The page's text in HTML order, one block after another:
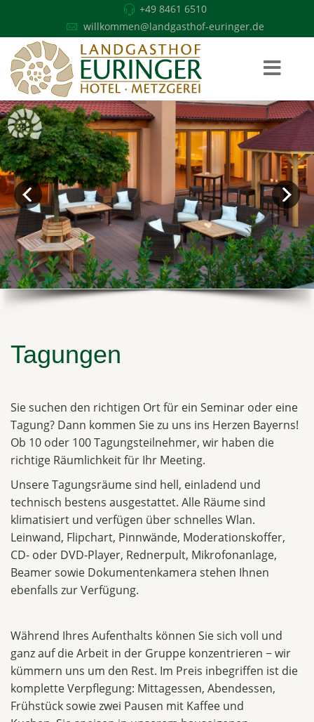
+49 8461 6510
willkommen@landgasthof-euringer.de
Tagungen
Sie suchen den richtigen Ort für ein Seminar oder eine
Tagung? Dann kommen Sie zu uns ins Herzen Bayerns!
Ob 10 oder 100 Tagungsteilnehmer, wir haben die
richtige Räumlichkeit für Ihr Meeting.
Unsere Tagungsräume sind hell, einladend und
technisch bestens ausgestattet. Alle Räume sind
klimatisiert und verfügen über schnelles Wlan.
Leinwand, Flipchart, Pinnwände, Moderationskoffer,
CD- oder DVD-Player, Rednerpult, Mikrofonanlage,
Beamer sowie Dokumentenkamera stehen Ihnen
ebenfalls zur Verfügung.
Während Ihres Aufenthalts können Sie sich voll und
ganz auf die Arbeit in der Gruppe konzentrieren − wir
kümmern uns um den Rest. Im Preis inbegriffen ist die
komplette Verpflegung: Mittagessen, Abendessen,
Frühstück sowie zwei Pausen mit Kaffee und